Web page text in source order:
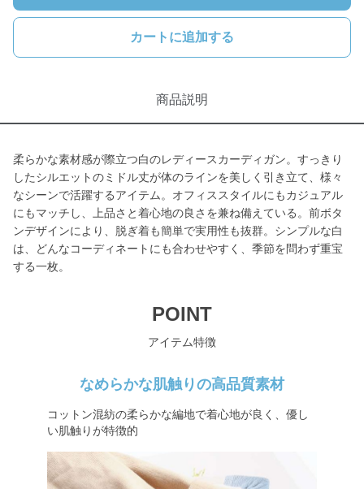
カートに追加する
商品説明
柔らかな素材感が際立つ白のレディースカーディガン。すっきり
したシルエットのミドル丈が体のラインを美しく引き立て、様々
なシーンで活躍するアイテム。オフィススタイルにもカジュアル
にもマッチし、上品さと着心地の良さを兼ね備えている。前ボタ
ンデザインにより、脱ぎ着も簡単で実用性も抜群。シンプルな白
は、どんなコーディネートにも合わせやすく、季節を問わず重宝
する一枚。
POINT
アイテム特徴
なめらかな肌触りの高品質素材
コットン混紡の柔らかな編地で着心地が良く、優し
い肌触りが特徴的